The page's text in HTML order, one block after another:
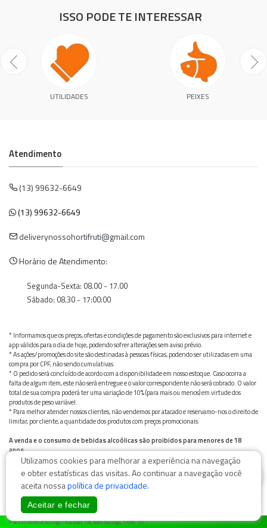
ISSO PODE TE INTERESSAR
UTILIDADES PEIXES
Atendimento
(13) 99632-6649
(13) 99632-6649
deliverynossohortifruti@gmail.com
Horário de Atendimento:
Segunda-Sexta: 08.00 - 17.00
Sábado: 08.30 - 17:00:00
* Informamos que os preços, ofertas e condições de pagamento são exclusivos para internet e
app válidos para o dia de hoje, podendo sofrer alterações sem aviso prévio.
* As ações/promoções do site são destinadas à pessoas físicas, podendo ser utilizadas em uma
compra por CPF, não sendo cumulativas.
* O pedido será concluído de acordo com a disponibilidade em nosso estoque. Caso ocorra a
falta de algum item, este não será entregue e o valor correspondente não será cobrado. O valor
total de sua compra poderá ter uma variação de 10% (para mais ou menos) em virtude dos
produtos de peso variável.
* Para melhor atender nossos clientes, não vendemos por atacado e reservamo-nos o direito de
limitar, por cliente, a quantidade dos produtos com preços promocionais.
A venda e o consumo de bebidas alcoólicas são proibidos para menores de 18
anos.
Bebida alcoólica pode causar dependência química e, em excesso, provoca graves males à saúde.
Beba com moderação
© Nosso Hortifruti Gonzaga / Rua Goiás 128, Bairro Gonzaga, 11050-101 -
Utilizamos cookies para melhorar a experiência na navegação
e obter estatísticas das visitas. Ao continuar a navegação você
aceita nossapolítica de privacidade.
Aceitar e fechar